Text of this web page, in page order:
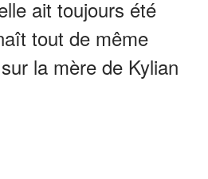
ait toujours été
tout de même
la mère de Kylian